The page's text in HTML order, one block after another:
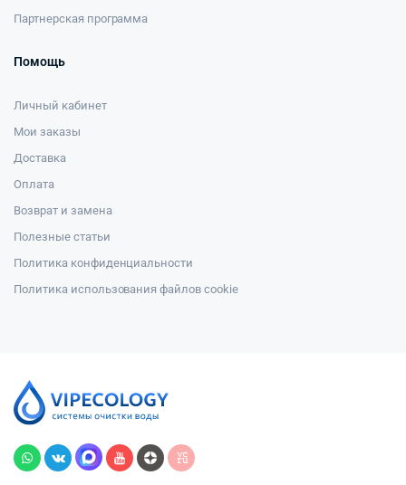
Партнерская программа
Помощь
Личный кабинет
Мои заказы
Доставка
Оплата
Возврат и замена
Полезные статьи
Политика конфиденциальности
Политика использования файлов cookie